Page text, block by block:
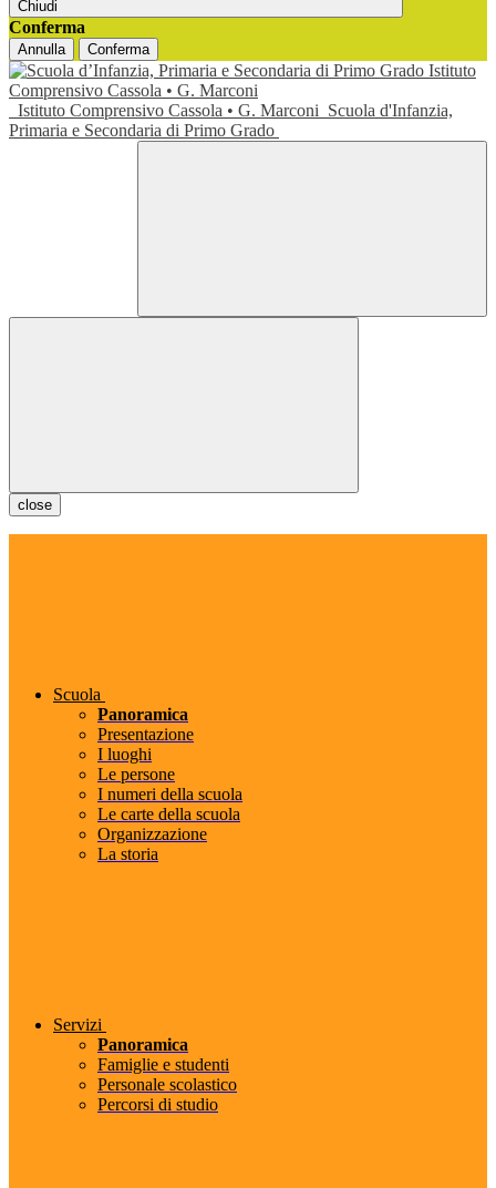
Chiudi
Conferma
Annulla Conferma
Istituto Comprensivo Cassola • G. Marconi Scuola d'Infanzia,
Primaria e Secondaria di Primo Grado
close
Scuola
Panoramica
Presentazione
I luoghi
Le persone
I numeri della scuola
Le carte della scuola
Organizzazione
La storia
Servizi
Panoramica
Famiglie e studenti
Personale scolastico
Percorsi di studio